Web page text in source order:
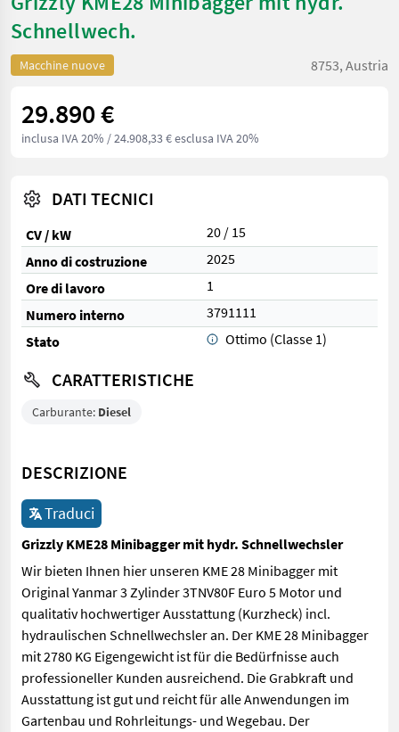
Schnellwech.
Macchine nuove 8753, Austria
29.890 €
inclusa IVA 20% / 24.908,33 € esclusa IVA 20%
DATI TECNICI
CV / kW
20 / 15
Anno di costruzione
2025
Ore di lavoro
1
Numero interno
3791111
Stato
Ottimo (Classe 1)
CARATTERISTICHE
Carburante: Diesel
DESCRIZIONE
Traduci
Grizzly KME28 Minibagger mit hydr. Schnellwechsler
Wir bieten Ihnen hier unseren KME 28 Minibagger mit
Original Yanmar 3 Zylinder 3TNV80F Euro 5 Motor und
qualitativ hochwertiger Ausstattung (Kurzheck) incl.
hydraulischen Schnellwechsler an. Der KME 28 Minibagger
mit 2780 KG Eigengewicht ist für die Bedürfnisse auch
professioneller Kunden ausreichend. Die Grabkraft und
Ausstattung ist gut und reicht für alle Anwendungen im
Gartenbau und Rohrleitungs- und Wegebau. Der